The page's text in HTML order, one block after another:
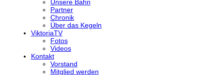
Unsere Bahn
Partner
Chronik
Über das Kegeln
ViktoriaTV
Fotos
Videos
Kontakt
Vorstand
Mitglied werden